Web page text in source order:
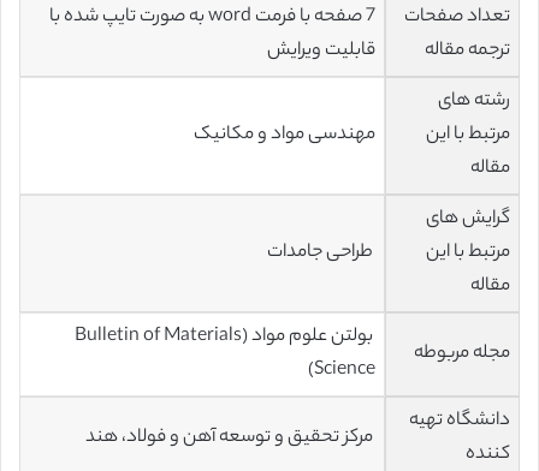
تعداد صفحات
ترجمه مقاله
7 صفحه با فرمت word به صورت تایپ شده با
قابلیت ویرایش
رشته های
مرتبط با این
مقاله
مهندسی مواد و مکانیک
گرایش های
مرتبط با این
مقاله
طراحی جامدات
مجله مربوطه
بولتن علوم مواد (Bulletin of Materials
Science)
دانشگاه تهیه
کننده
مرکز تحقیق و توسعه آهن و فولاد، هند